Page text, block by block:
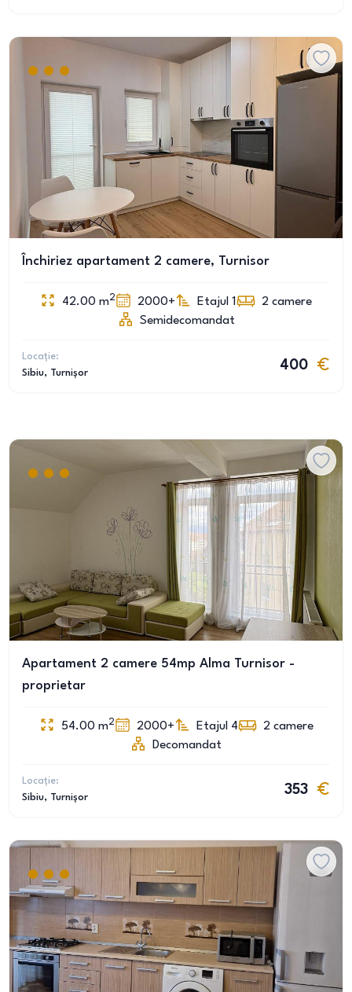
Închiriez apartament 2 camere, Turnisor
42.00 m2 2000+ Etajul 1 2 camere
Semidecomandat
Locație:
Sibiu, Turnișor
400
Apartament 2 camere 54mp Alma Turnisor -
proprietar
54.00 m2 2000+ Etajul 4 2 camere
Decomandat
Locație:
Sibiu, Turnișor
353